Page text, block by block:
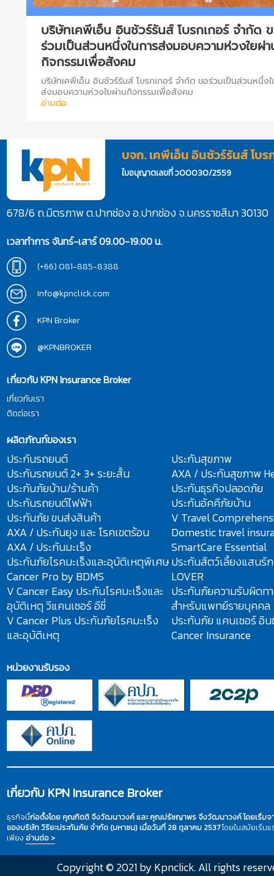
บริษัทเคพีเอ็น อินชัวร์รันส์ โบรกเกอร์ จำกัด
ร่วมเป็นส่วนหนึ่งในการส่งมอบความห่วงใยผ่
กิจกรรมเพื่อสังคม
บริษัทเคพีเอ็น อินชัวร์รันส์ โบรกเกอร์ จำกัด ขอร่วมเป็นส่วนหนึ่งใ
ส่งมอบความห่วงใยผ่านกิจกรรมเพื่อสังคม
อ่านต่อ..
บจก. เคพีเอ็น อินชัวร์รันส์ โบร
ใบอนุญาตเลขที่ ว00030/2559
678/6 ถ.มิตรภาพ ต.ปากช่อง อ.ปากช่อง จ.นครราชสีมา 30130
เวลาทำการ จันทร์-เสาร์ 09.00-19.00 น.
(+66) 081-885-8388
Info@kpnclick.com
KPN Broker
@KPNBROKER
เกี่ยวกับ KPN Insurance Broker
เกี่ยวกับเรา
ติดต่อเรา
ผลิตภัณฑ์ของเรา
ประกันรถยนต์
ประกันสุขภาพ
ประกันรถยนต์ 2+ 3+ ระยะสั้น
AXA / ประกันสุขภาพ
ประกันภัยบ้าน/ร้านค้า
ประกันธุรกิจปลอดภัย
ประกันรถยนต์ไฟฟ้า
ประกันอัคคีภัยบ้าน
ประกันภัย ขนส่งสินค้า
V Travel
AXA / ประกันยุง และ โรคเขตร้อน
Domestic travel
AXA / ประกันมะเร็ง
SmartCare Essential
ประกันภัยโรคมะเร็งและอุบัติเหตุพิเศษ
Cancer Pro by BDMS
ประกันสัตว์เลี้ยงแสนรั
LOVER
V Cancer Easy ประกันโรคมะเร็งและ
อุบัติเหตุ วีแคนเซอร์ อีซี่
ประกันภัยความรับผิดท
สำหรับแพทย์รายบุคคล
V Cancer Plus ประกันภัยโรคมะเร็ง
และอุบัติเหตุ
ประกันภัย แคนเซอร์ อิ
Cancer Insurance
หน่วยงานรับรอง
เกี่ยวกับ KPN Insurance Broker
ธุรกิจนี้ก่อตั้งโดย คุณกิตติ จึงวัฒนาวงค์ และ คุณปรัชญาพร จึงวัฒนาวงค์ โดยเริ่มจ
ของบริษัท วิริยะประกันภัย จำกัด (มหาชน) เมื่อวันที่ 28 ตุลาคม 2537โดยในสมัยเริ่ม
เพียง อ่านต่อ >
Copyright © 2021 by Kpnclick. All rights